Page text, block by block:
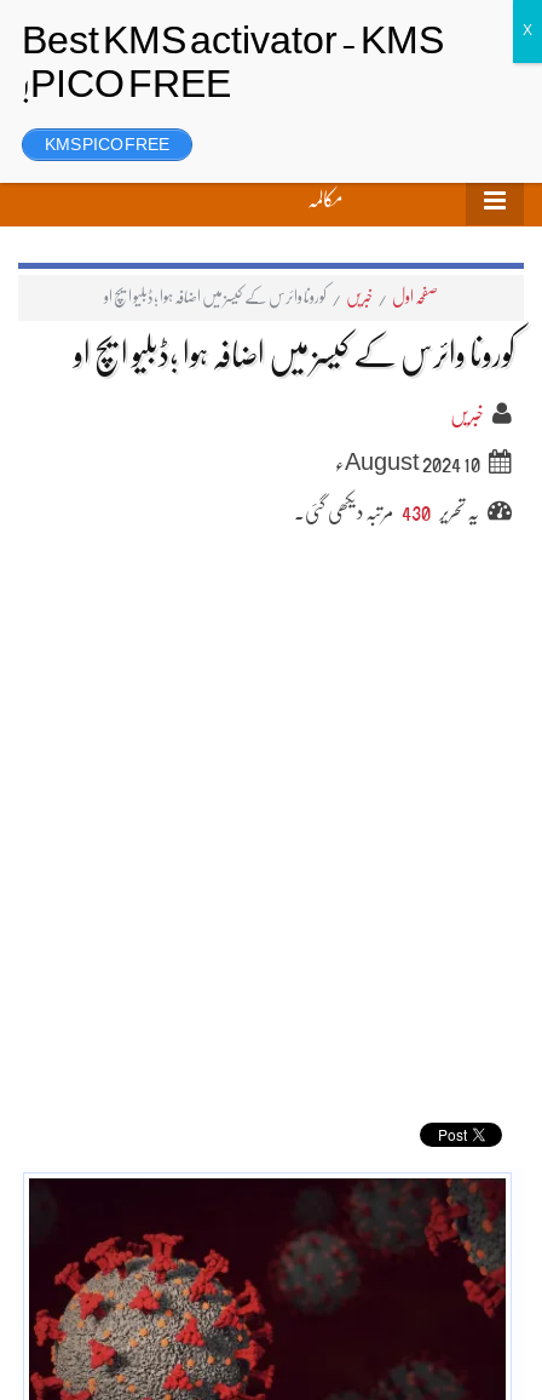
رجسٹر
مکالمہ
صفحہ اول / خبریں / کورونا وائرس کے کیسز میں اضافہ ہوا ؛ڈبلیو ایچ او
کورونا وائرس کے کیسز میں اضافہ ہوا ؛ڈبلیو ایچ او
خبریں
10 August 2024ء
یہ تحریر 430 مرتبہ دیکھی گئی۔
KMS PICO FREE